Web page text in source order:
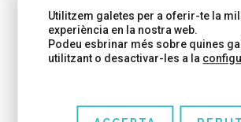
Utilitzem galetes per a oferir-te la
experiència en la nostra web.
Podeu esbrinar més sobre quines
utilitzant o desactivar-les a la